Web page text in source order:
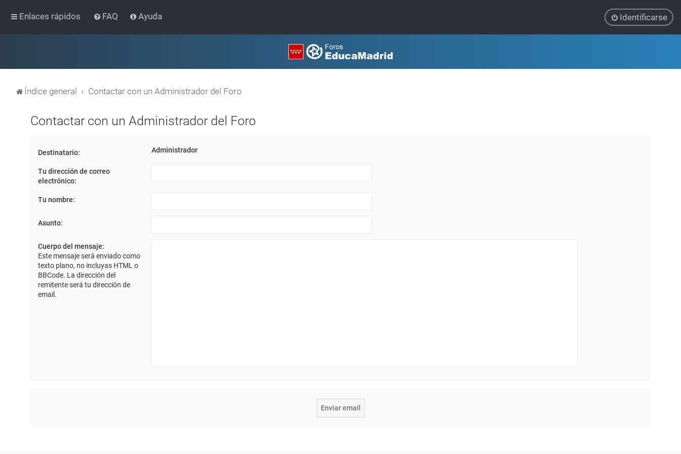
Enlaces rápidos FAQ Ayuda Identificarse
Índice general Contactar con un Administrador del Foro
Contactar con un Administrador del Foro
Destinatario: Administrador
Tu dirección de correo
electrónico:
Tu nombre:
Asunto:
Cuerpo del mensaje:
Este mensaje será enviado como
texto plano, no incluyas HTML o
BBCode. La dirección del
remitente será tu dirección de
email.